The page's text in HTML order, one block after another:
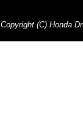
Copyright (C) Honda